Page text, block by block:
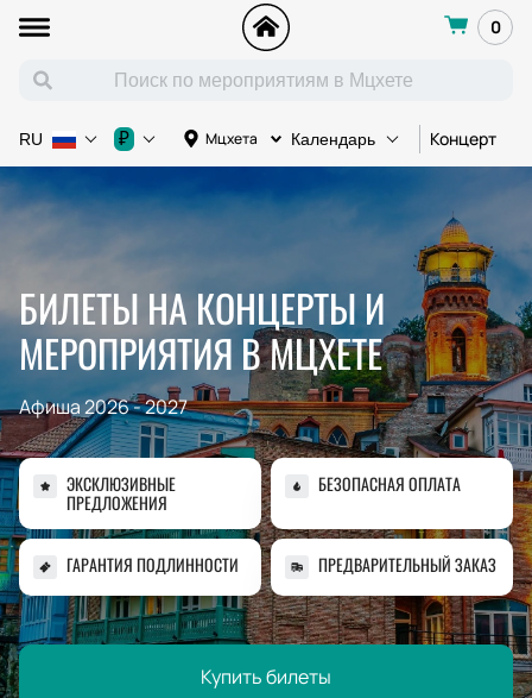
0
Мцхета Календарь Концерт
RU ₽
БИЛЕТЫ НА КОНЦЕРТЫ И
МЕРОПРИЯТИЯ В МЦХЕТЕ
Афиша 2026 - 2027
Купить билеты
ЭКСКЛЮЗИВНЫЕ
ПРЕДЛОЖЕНИЯ
БЕЗОПАСНАЯ ОПЛАТА
ГАРАНТИЯ ПОДЛИННОСТИ ПРЕДВАРИТЕЛЬНЫЙ ЗАКАЗ